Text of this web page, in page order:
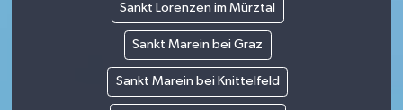
Sankt Lorenzen im Mürztal
Sankt Marein bei Graz
Sankt Marein bei Knittelfeld